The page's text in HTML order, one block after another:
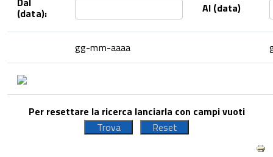
(data): Al (data)
gg-mm-aaaa
Per resettare la ricerca lanciarla con campi vuoti